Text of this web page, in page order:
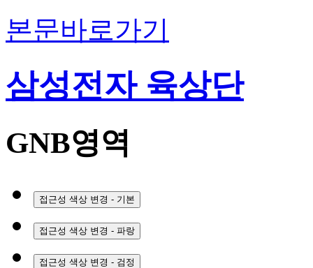
본문바로가기
삼성전자 육상단
GNB영역
접근성 색상 변경 - 기본
접근성 색상 변경 - 파랑
접근성 색상 변경 - 검정